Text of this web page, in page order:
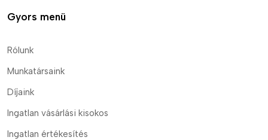
Gyors menü
Rólunk
Munkatársaink
Díjaink
Ingatlan vásárlási kisokos
Ingatlan értékesítés